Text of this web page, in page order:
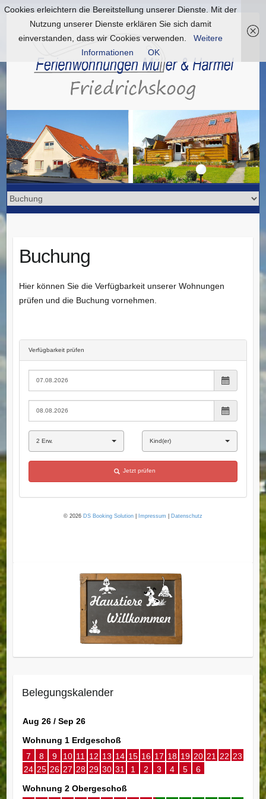
Buchung
Hier können Sie die Verfügbarkeit unserer Wohnungen
prüfen und die Buchung vornehmen.
Belegungskalender
Aug 26 / Sep 26
Wohnung 1 Erdgeschoß
7
8 9 10 11 12 13 14 15 16 17 18 19 20 21 22 23
24 25 26 27 28 29 30 31 1 2 3 4 5
6
Wohnung 2 Obergeschoß
Cookies erleichtern die Bereitstellung unserer Dienste. Mit der
Nutzung unserer Dienste erklären Sie sich damit
einverstanden, dass wir Cookies verwenden.
Weitere
Informationen
OK